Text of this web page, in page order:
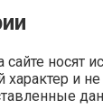
носят
и